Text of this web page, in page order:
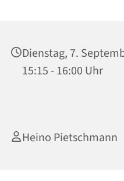
Dienstag, 7.
15:15 - 16:00 Uhr
Heino Pietschmann